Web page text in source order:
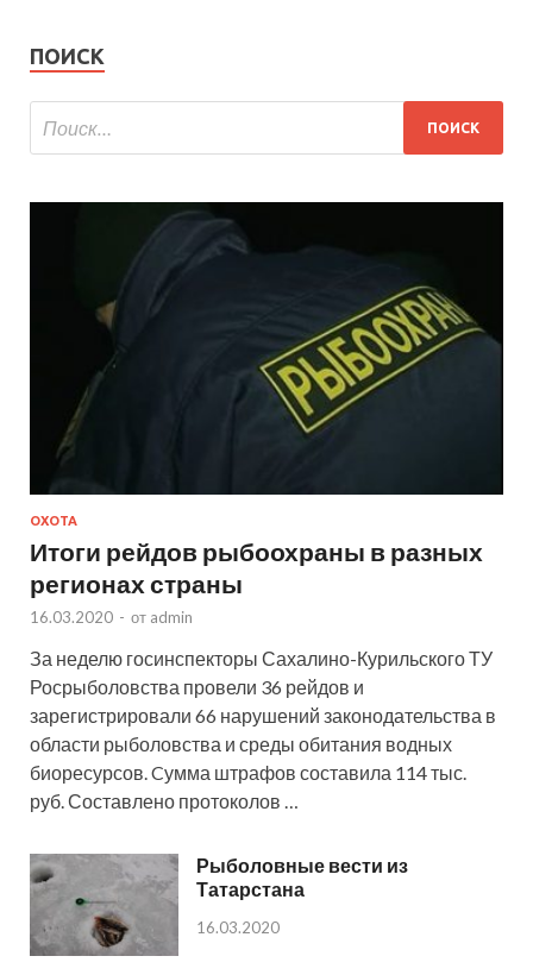
ПОИСК
ОХОТА
Итоги рейдов рыбоохраны в разных
регионах страны
16.03.2020 - от admin
За неделю госинспекторы Сахалино-Курильского ТУ
Росрыболовства провели 36 рейдов и
зарегистрировали 66 нарушений законодательства в
области рыболовства и среды обитания водных
биоресурсов. Cумма штрафов составила 114 тыс.
руб. Составлено протоколов …
Рыболовные вести из
Татарстана
16.03.2020